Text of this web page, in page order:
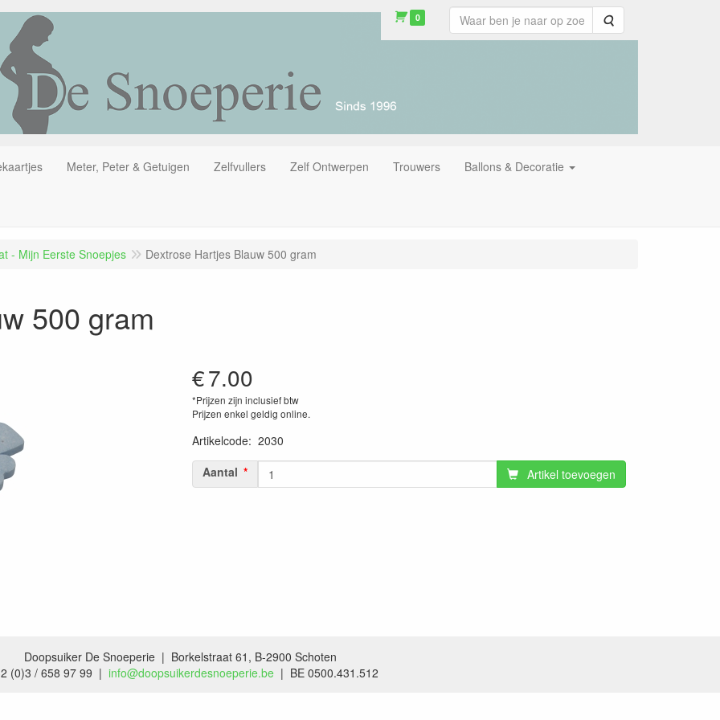
0 Zoeken
Meter, Peter & Getuigen Zelfvullers Zelf Ontwerpen Trouwers Ballons & Decoratie
- Mijn Eerste Snoepjes Dextrose Hartjes Blauw 500 gram
500 gram
€7.00
*Prijzen zijn inclusief btw
Prijzen enkel geldig online.
Artikelcode: 2030
Aantal
Artikel toevoegen
Doopsuiker De Snoeperie | Borkelstraat 61, B-2900 Schoten
(0)3 / 658 97 99 | info@doopsuikerdesnoeperie.be | BE 0500.431.512